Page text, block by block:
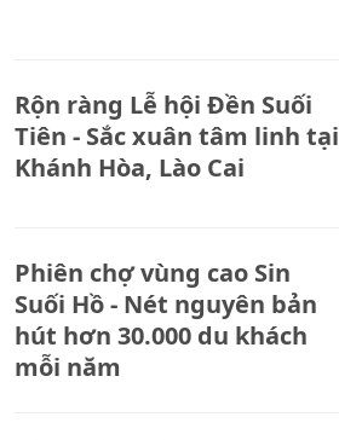
Rộn ràng Lễ hội Đền Suối
Tiên - Sắc xuân tâm linh tại
Khánh Hòa, Lào Cai
Phiên chợ vùng cao Sin
Suối Hồ - Nét nguyên bản
hút hơn 30.000 du khách
mỗi năm